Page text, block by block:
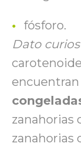
fósforo.
Dato
encuentran
zanahorias
zanahorias